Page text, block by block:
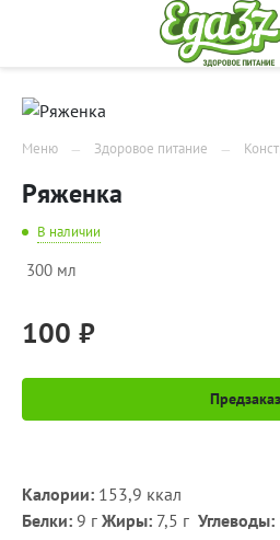
Меню Здоровое питание
Ряженка
В наличии
300 мл
100 ₽
Предзаказ
Калории: 153,9 ккал
Белки: 9 г Жиры: 7,5 г Углеводы: